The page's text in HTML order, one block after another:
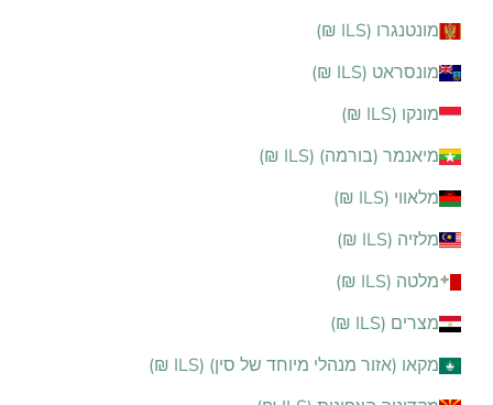
מונטנגרו (ILS ₪)
מונסראט (ILS ₪)
מונקו (ILS ₪)
מיאנמר (בורמה) (ILS ₪)
מלאווי (ILS ₪)
מלזיה (ILS ₪)
מלטה (ILS ₪)
מצרים (ILS ₪)
מקאו (אזור מנהלי מיוחד של סין) (ILS ₪)